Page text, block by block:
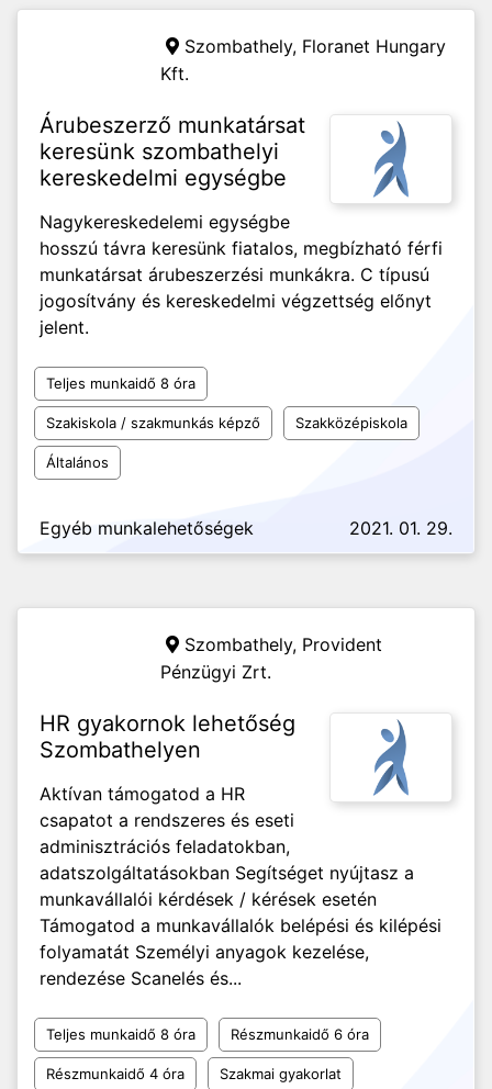
Szombathely, Floranet Hungary
Kft.
Árubeszerző munkatársat
keresünk szombathelyi
kereskedelmi egységbe
Nagykereskedelemi egységbe
hosszú távra keresünk fiatalos, megbízható férfi
munkatársat árubeszerzési munkákra. C típusú
jogosítvány és kereskedelmi végzettség előnyt
jelent.
Teljes munkaidő 8 óra
Szakiskola / szakmunkás képző Szakközépiskola
Általános
Egyéb munkalehetőségek 2021. 01. 29.
Szombathely, Provident
Pénzügyi Zrt.
HR gyakornok lehetőség
Szombathelyen
Aktívan támogatod a HR
csapatot a rendszeres és eseti
adminisztrációs feladatokban,
adatszolgáltatásokban Segítséget nyújtasz a
munkavállalói kérdések / kérések esetén
Támogatod a munkavállalók belépési és kilépési
folyamatát Személyi anyagok kezelése,
rendezése Scanelés és...
Teljes munkaidő 8 óra Részmunkaidő 6 óra
Részmunkaidő 4 óra Szakmai gyakorlat